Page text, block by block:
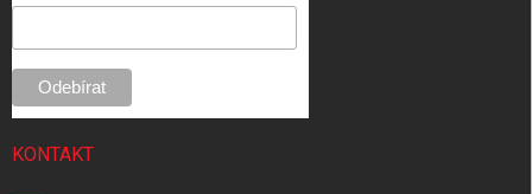
KONTAKT